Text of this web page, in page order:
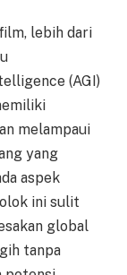
lebih dari
(AGI)
melampaui
yang
aspek
ini sulit
global
tanpa